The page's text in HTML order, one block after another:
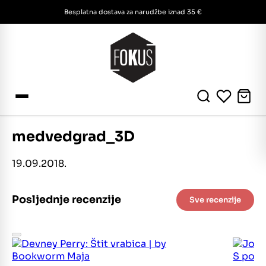
Besplatna dostava za narudžbe iznad 35 €
medvedgrad_3D
19.09.2018.
Posljednje recenzije Sve recenzije